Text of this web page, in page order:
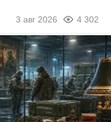
3 авг 2026 4 302